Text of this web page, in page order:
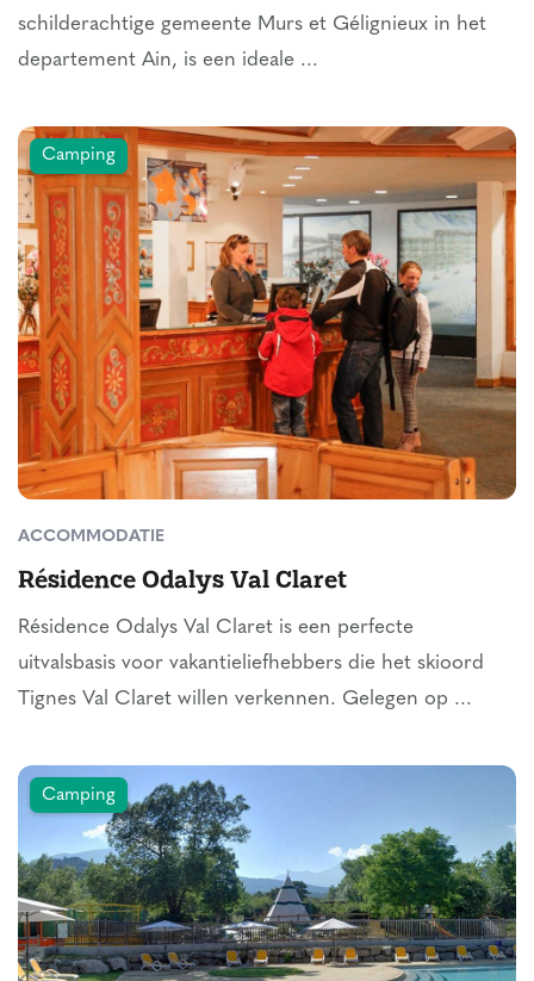
schilderachtige gemeente Murs et Gélignieux in het
departement Ain, is een ideale ...
Camping
ACCOMMODATIE
Résidence Odalys Val Claret
Résidence Odalys Val Claret is een perfecte
uitvalsbasis voor vakantieliefhebbers die het skioord
Tignes Val Claret willen verkennen. Gelegen op ...
Camping